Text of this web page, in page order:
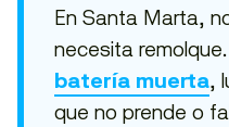
En Santa Marta,
necesita
batería muerta,
que no prende o